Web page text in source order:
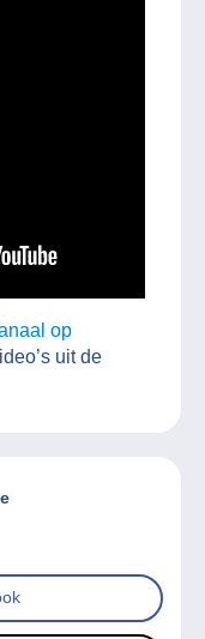
op
uit de